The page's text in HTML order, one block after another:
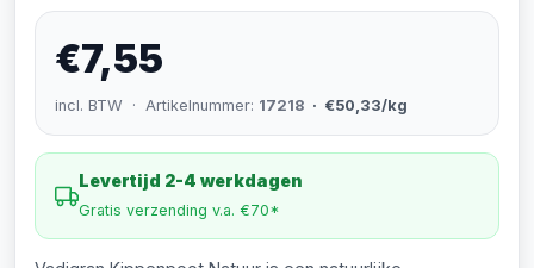
€7,55
incl. BTW · Artikelnummer: 17218 · €50,33/kg
Levertijd 2-4 werkdagen
Gratis verzending v.a. €70*